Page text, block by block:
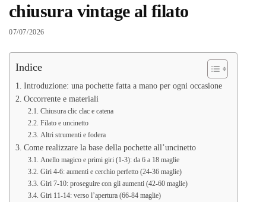
chiusura vintage al filato
07/07/2026
Indice
Introduzione: una pochette fatta a mano per ogni occasione
Occorrente e materiali
Chiusura clic clac e catena
Filato e uncinetto
Altri strumenti e fodera
Come realizzare la base della pochette all’uncinetto
Anello magico e primi giri (1-3): da 6 a 18 maglie
Giri 4-6: aumenti e cerchio perfetto (24-36 maglie)
Giri 7-10: proseguire con gli aumenti (42-60 maglie)
Giri 11-14: verso l’apertura (66-84 maglie)